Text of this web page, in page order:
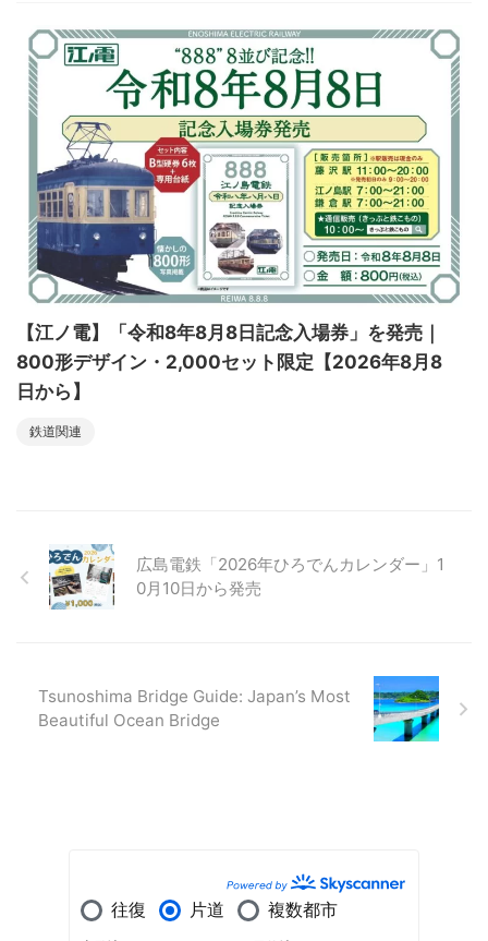
【江ノ電】「令和8年8月8日記念入場券」を発売｜
800形デザイン・2,000セット限定【2026年8月8
日から】
鉄道関連
広島電鉄「2026年ひろでんカレンダー」1
0月10日から発売
Tsunoshima Bridge Guide: Japan’s Most
Beautiful Ocean Bridge